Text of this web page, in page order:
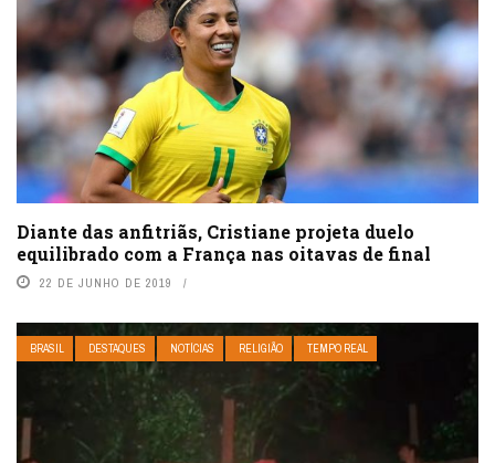
Diante das anfitriãs, Cristiane projeta duelo
equilibrado com a França nas oitavas de final
22 DE JUNHO DE 2019
BRASIL DESTAQUES NOTÍCIAS RELIGIÃO TEMPO REAL